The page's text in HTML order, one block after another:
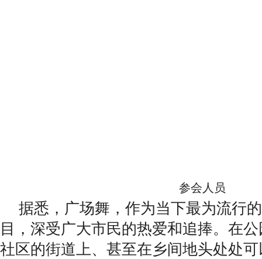
参会人员
据悉，广场舞，作为当下最为流行
目，深受广大市民的热爱和追捧。在
社区的街道上、甚至在乡间地头处处